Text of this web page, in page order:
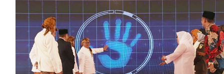
Kota
Cilegon
Yang
ke-
24,